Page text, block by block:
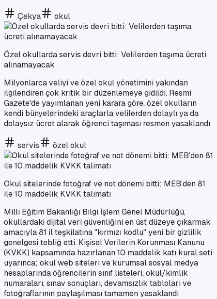
Çekya okul
Özel okullarda servis devri bitti: Velilerden taşıma ücreti
alınamayacak
Milyonlarca veliyi ve özel okul yönetimini yakından
ilgilendiren çok kritik bir düzenlemeye gidildi. Resmi
Gazete'de yayımlanan yeni karara göre, özel okulların
kendi bünyelerindeki araçlarla velilerden dolaylı ya da
dolaysız ücret alarak öğrenci taşıması resmen yasaklandı
servis özel okul
Okul sitelerinde fotoğraf ve not dönemi bitti: MEB’den 81
ile 10 maddelik KVKK talimatı
Milli Eğitim Bakanlığı Bilgi İşlem Genel Müdürlüğü,
okullardaki dijital veri güvenliğini en üst düzeye çıkarmak
amacıyla 81 il teşkilatına "kırmızı kodlu" yeni bir gizlilik
genelgesi tebliğ etti. Kişisel Verilerin Korunması Kanunu
(KVKK) kapsamında hazırlanan 10 maddelik katı kural seti
uyarınca; okul web siteleri ve kurumsal sosyal medya
hesaplarında öğrencilerin sınıf listeleri, okul/kimlik
numaraları, sınav sonuçları, devamsızlık tabloları ve
fotoğraflarının paylaşılması tamamen yasaklandı